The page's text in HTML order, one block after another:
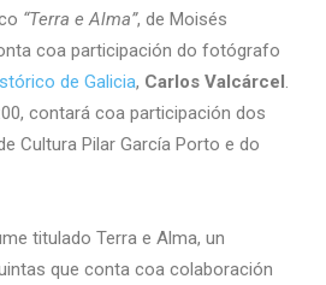
“Terra e Alma”, de Moisés
coa participación do fotógrafo
de Galicia, Carlos Valcárcel
contará coa participación dos
Cultura Pilar García Porto e do
titulado Terra e Alma, un
que conta coa colaboración